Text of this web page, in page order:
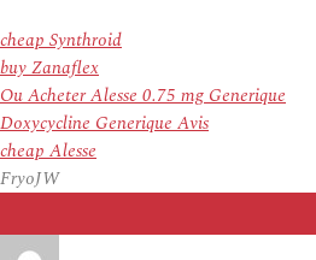
cheap Synthroid
buy Zanaflex
Ou Acheter Alesse 0.75 mg Generique
Doxycycline Generique Avis
cheap Alesse
FryoJW